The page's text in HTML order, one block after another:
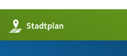
Stadtplan
(Öffnet
in
einem